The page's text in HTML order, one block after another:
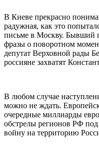
В Киеве прекрасно
радужная, как это
письме в Москву. Бывший
фразы о поворотном
депутат Верховной рады
россияне захватят
В любом случае
можно не ждать.
очередные миллиарды
обстрелы регионов РФ
войну на территорию